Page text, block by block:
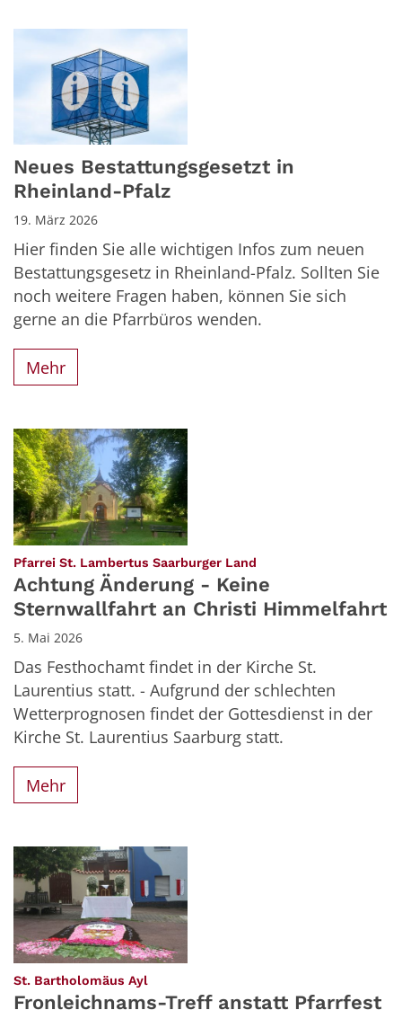
Neues Bestattungsgesetzt in
Rheinland-Pfalz
19. März 2026
Hier finden Sie alle wichtigen Infos zum neuen
Bestattungsgesetz in Rheinland-Pfalz. Sollten Sie
noch weitere Fragen haben, können Sie sich
gerne an die Pfarrbüros wenden.
Mehr
Pfarrei St. Lambertus Saarburger Land
Achtung Änderung - Keine
Sternwallfahrt an Christi Himmelfahrt
5. Mai 2026
Das Festhochamt findet in der Kirche St.
Laurentius statt. - Aufgrund der schlechten
Wetterprognosen findet der Gottesdienst in der
Kirche St. Laurentius Saarburg statt.
Mehr
St. Bartholomäus Ayl
Fronleichnams-Treff anstatt Pfarrfest